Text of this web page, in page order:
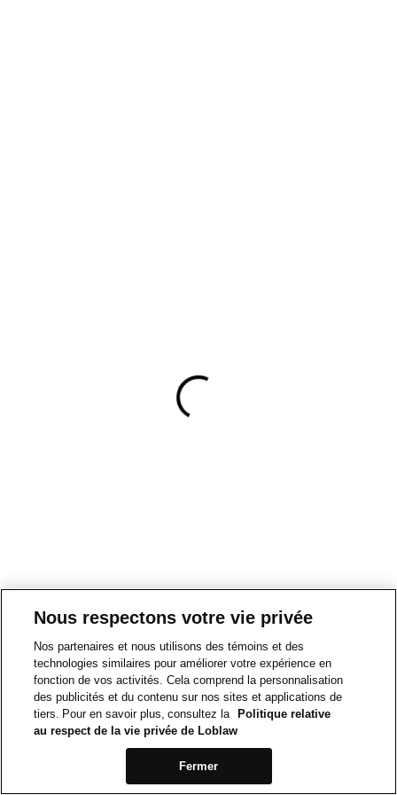
Nous respectons votre vie privée
Nos partenaires et nous utilisons des témoins et des
technologies similaires pour améliorer votre expérience en
fonction de vos activités. Cela comprend la personnalisation
des publicités et du contenu sur nos sites et applications de
tiers. Pour en savoir plus, consultez la
Politique relative
au respect de la vie privée de Loblaw
Fermer